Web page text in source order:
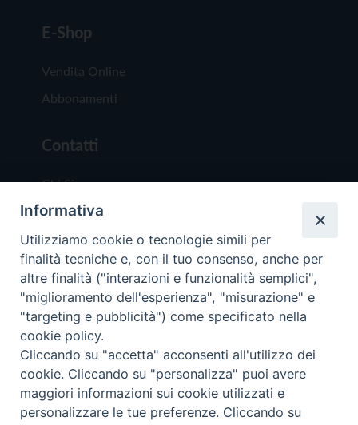
E-Shop
Vendita Online
Abbonamenti
Contatti
Chi Siamo
Redazione
Scrivici
Copyright © 2019 - Tutti i diritti riservati - Vita
Trentina Editrice
Privacy Policy
Informativa
Utilizziamo cookie o tecnologie simili per
finalità tecniche e, con il tuo consenso, anche per
altre finalità ("interazioni e funzionalità semplici",
"miglioramento dell'esperienza", "misurazione" e
"targeting e pubblicità") come specificato nella
cookie policy.
Cliccando su "accetta" acconsenti all'utilizzo dei
cookie. Cliccando su "personalizza" puoi avere
maggiori informazioni sui cookie utilizzati e
personalizzare le tue preferenze. Cliccando su